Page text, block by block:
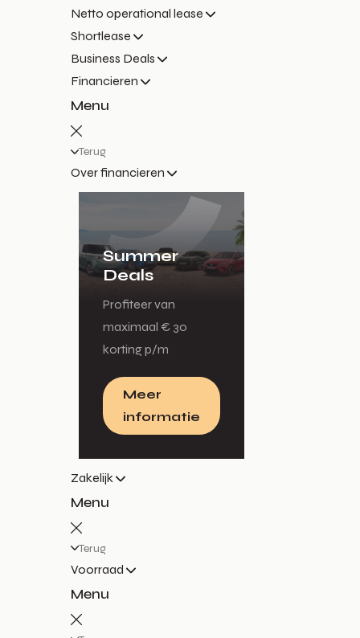
Netto operational lease
Shortlease
Business Deals
Financieren
Menu
Terug
Over financieren
Summer
Deals
Profiteer van
maximaal € 30
korting p/m
Meer
informatie
Zakelijk
Menu
Terug
Voorraad
Menu